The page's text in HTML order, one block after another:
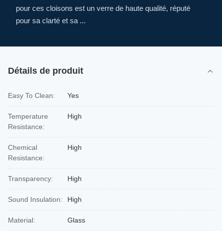
pour ces cloisons est un verre de haute qualité, réputé
pour sa clarté et sa ...
Détails de produit
Easy To Clean: Yes
Temperature
Resistance:
High
Chemical
Resistance:
High
Transparency: High
Sound Insulation: High
Material: Glass